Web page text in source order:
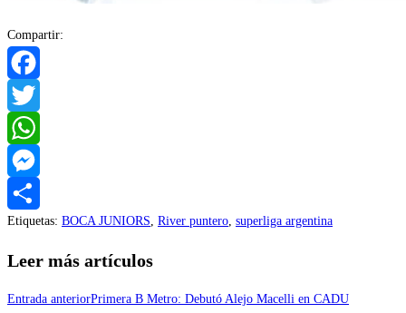
Compartir:
Facebook
Twitter
WhatsApp
Messenger
Compartir
Etiquetas: BOCA JUNIORS, River puntero, superliga argentina
Leer más artículos
Entrada anteriorPrimera B Metro: Debutó Alejo Macelli en CADU